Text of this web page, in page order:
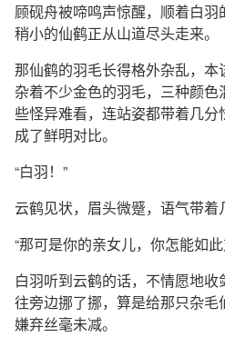
顾砚舟被啼鸣声惊醒，顺着白
稍小的仙鹤正从山道尽头走来。
那仙鹤的羽毛长得格外杂乱，
杂着不少金色的羽毛，三种颜
些怪异难看，连站姿都带着几
成了鲜明对比。
“白羽！”
云鹤见状，眉头微蹙，语气带着
“那可是你的亲女儿，你怎能如
白羽听到云鹤的话，不情愿地收
往旁边挪了挪，算是给那只杂
嫌弃丝毫未减。